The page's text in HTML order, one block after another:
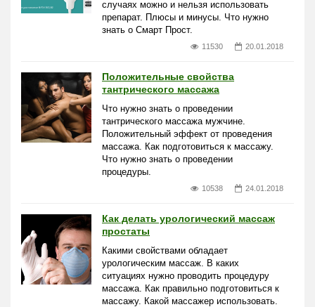
случаях можно и нельзя использовать
препарат. Плюсы и минусы. Что нужно
знать о Смарт Прост.
11530 20.01.2018
Положительные свойства
тантрического массажа
Что нужно знать о проведении
тантрического массажа мужчине.
Положительный эффект от проведения
массажа. Как подготовиться к массажу.
Что нужно знать о проведении
процедуры.
10538 24.01.2018
Как делать урологический массаж
простаты
Какими свойствами обладает
урологическим массаж. В каких
ситуациях нужно проводить процедуру
массажа. Как правильно подготовиться к
массажу. Какой массажер использовать.